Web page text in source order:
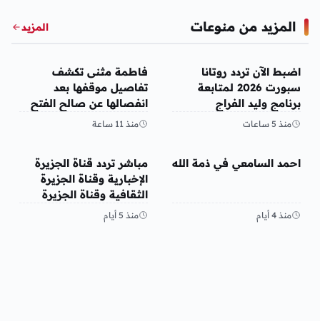
المزيد من منوعات المزيد
منوعات
اضبط الآن تردد روتانا
سبورت 2026 لمتابعة
برنامج وليد الفراج
منذ 5 ساعات
منوعات
فاطمة مثنى تكشف
تفاصيل موقفها بعد
انفصالها عن صالح الفتح
منذ 11 ساعة
منوعات
احمد السامعي في ذمة الله
منذ 4 أيام
منوعات
مباشر تردد قناة الجزيرة
الإخبارية وقناة الجزيرة
الثقافية وقناة الجزيرة
مباشر قنوات الجزيرة 2026
منذ 5 أيام